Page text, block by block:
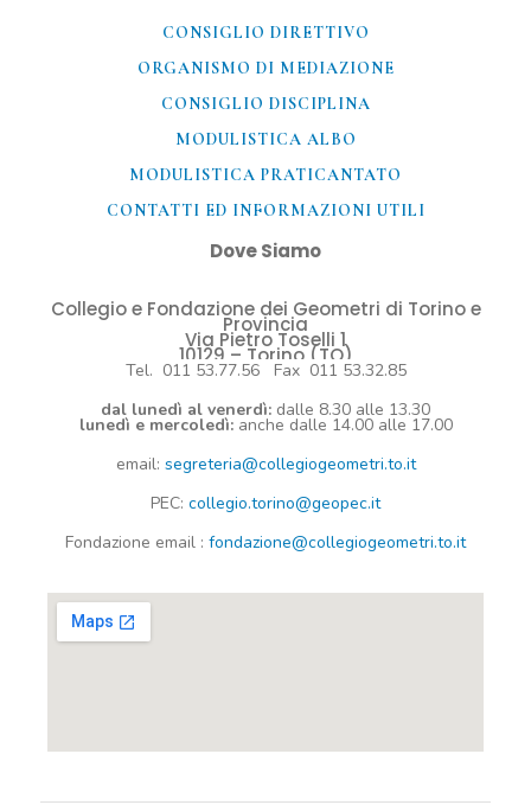
CONSIGLIO DIRETTIVO
ORGANISMO DI MEDIAZIONE
CONSIGLIO DISCIPLINA
MODULISTICA ALBO
MODULISTICA PRATICANTATO
CONTATTI ED INFORMAZIONI UTILI​
Dove Siamo
Collegio e Fondazione dei Geometri di Torino e
Provincia
Via Pietro Toselli 1
10129 – Torino (TO)
Tel. 011 53.77.56 Fax 011 53.32.85
dal lunedì al venerdì: dalle 8.30 alle 13.30
lunedì e mercoledì: anche dalle 14.00 alle 17.00
email: segreteria@collegiogeometri.to.it
PEC: collegio.torino@geopec.it
Fondazione email : fondazione@collegiogeometri.to.it